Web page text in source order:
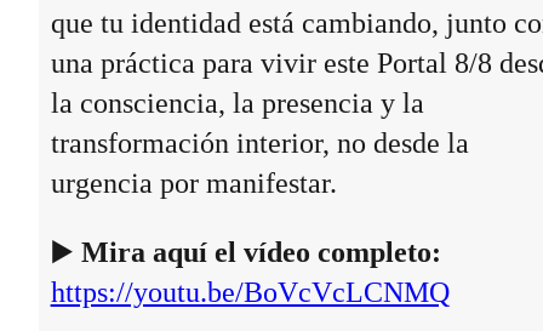
que tu identidad está cambiando, junto
una práctica para vivir este Portal 8/8
la consciencia, la presencia y la
transformación interior, no desde la
urgencia por manifestar.
▶️ Mira aquí el vídeo completo:
https://youtu.be/BoVcVcLCNMQ